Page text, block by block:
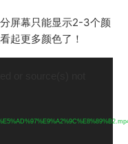
屏幕只能显示2-3个颜
起更多颜色了！